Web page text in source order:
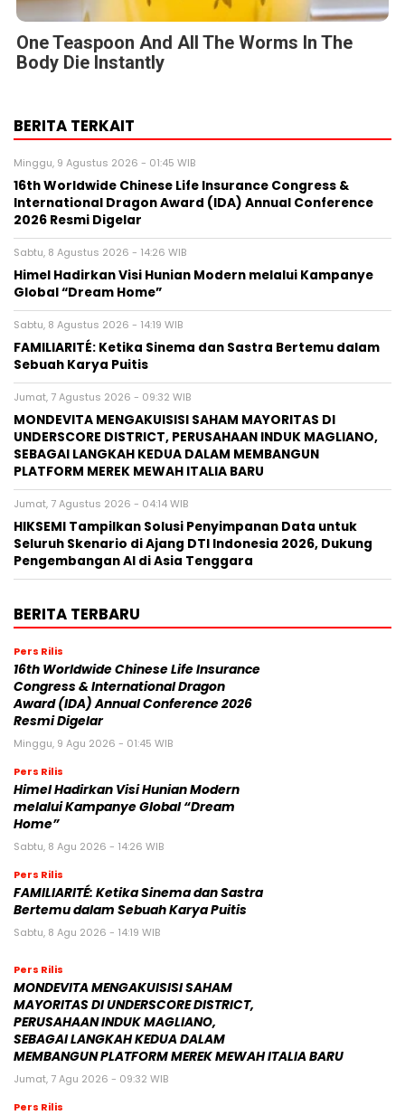
One Teaspoon And All The Worms In The
Body Die Instantly
BERITA TERKAIT
Minggu, 9 Agustus 2026 - 01:45 WIB
16th Worldwide Chinese Life Insurance Congress &
International Dragon Award (IDA) Annual Conference
2026 Resmi Digelar
Sabtu, 8 Agustus 2026 - 14:26 WIB
Himel Hadirkan Visi Hunian Modern melalui Kampanye
Global “Dream Home”
Sabtu, 8 Agustus 2026 - 14:19 WIB
FAMILIARITÉ: Ketika Sinema dan Sastra Bertemu dalam
Sebuah Karya Puitis
Jumat, 7 Agustus 2026 - 09:32 WIB
MONDEVITA MENGAKUISISI SAHAM MAYORITAS DI
UNDERSCORE DISTRICT, PERUSAHAAN INDUK MAGLIANO,
SEBAGAI LANGKAH KEDUA DALAM MEMBANGUN
PLATFORM MEREK MEWAH ITALIA BARU
Jumat, 7 Agustus 2026 - 04:14 WIB
HIKSEMI Tampilkan Solusi Penyimpanan Data untuk
Seluruh Skenario di Ajang DTI Indonesia 2026, Dukung
Pengembangan AI di Asia Tenggara
BERITA TERBARU
Pers Rilis
16th Worldwide Chinese Life Insurance
Congress & International Dragon
Award (IDA) Annual Conference 2026
Resmi Digelar
Minggu, 9 Agu 2026 - 01:45 WIB
Pers Rilis
Himel Hadirkan Visi Hunian Modern
melalui Kampanye Global “Dream
Home”
Sabtu, 8 Agu 2026 - 14:26 WIB
Pers Rilis
FAMILIARITÉ: Ketika Sinema dan Sastra
Bertemu dalam Sebuah Karya Puitis
Sabtu, 8 Agu 2026 - 14:19 WIB
Pers Rilis
MONDEVITA MENGAKUISISI SAHAM
MAYORITAS DI UNDERSCORE DISTRICT,
PERUSAHAAN INDUK MAGLIANO,
SEBAGAI LANGKAH KEDUA DALAM
MEMBANGUN PLATFORM MEREK MEWAH ITALIA BARU
Jumat, 7 Agu 2026 - 09:32 WIB
Pers Rilis